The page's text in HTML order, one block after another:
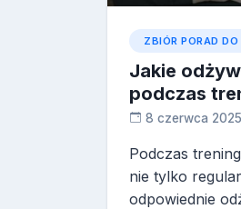
ZBIÓR PORAD DO
Jakie
podczas
8 czerwca 2025
Podczas
nie tylko
odpowiednie